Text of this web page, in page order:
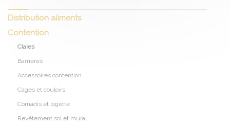
Distribution aliments
Contention
Claies
Barrieres
Accessoires contention
Cages et couloirs
Cornadis et logette
Revêtement sol et mural